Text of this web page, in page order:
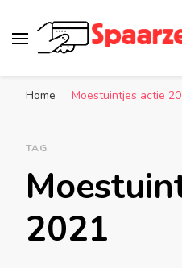
Home Moestuintjes actie
TAG
2021